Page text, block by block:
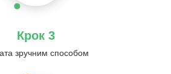
Крок 3
зручним способом